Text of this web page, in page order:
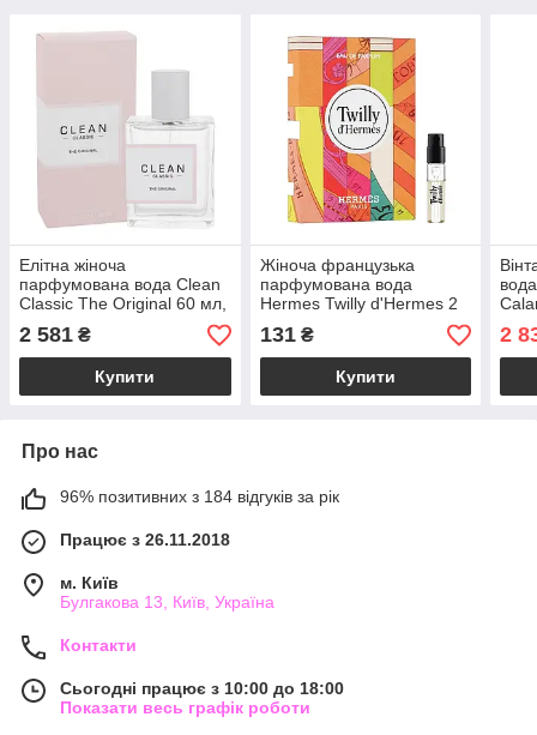
Елітна жіноча
парфумована вода Clean
Classic The Original 60 мл,
свіжий мускусний
квітковий аромат
2 581 ₴
Купити
Жіноча французька
парфумована вода
Hermes Twilly d'Hermes 2
мл пробник, квітковий
деревний аромат
131₴
Купити
2
Про нас
96% позитивних з 184 відгуків за рік
Працює з 26.11.2018
м. Київ
Булгакова 13, Київ, Україна
Контакти
Сьогодні працює з 10:00 до 18:00
Показати весь графік роботи